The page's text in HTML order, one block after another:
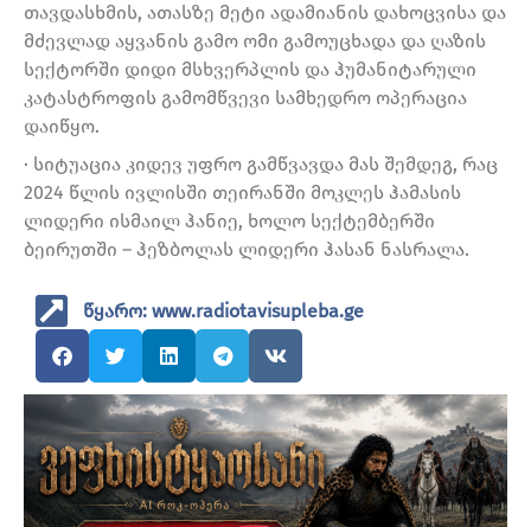
თავდასხმის, ათასზე მეტი ადამიანის დახოცვისა და
მძევლად აყვანის გამო ომი გამოუცხადა და ღაზის
სექტორში დიდი მსხვერპლის და ჰუმანიტარული
კატასტროფის გამომწვევი სამხედრო ოპერაცია
დაიწყო.
· სიტუაცია კიდევ უფრო გამწვავდა მას შემდეგ, რაც
2024 წლის ივლისში თეირანში მოკლეს ჰამასის
ლიდერი ისმაილ ჰანიე, ხოლო სექტემბერში
ბეირუთში – ჰეზბოლას ლიდერი ჰასან ნასრალა.
წყარო: www.radiotavisupleba.ge